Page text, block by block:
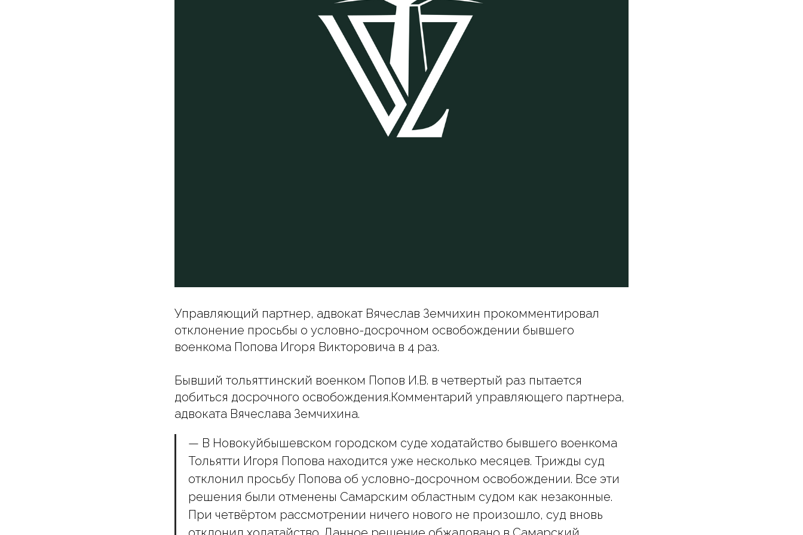
Управляющий партнер, адвокат Вячеслав Земчихин прокомментировал
отклонение просьбы о условно-досрочном освобождении бывшего
военкома Попова Игоря Викторовича в 4 раз.
Бывший тольяттинский военком Попов И.В. в четвертый раз пытается
добиться досрочного освобождения.Комментарий управляющего партнера,
адвоката Вячеслава Земчихина.
— В Новокуйбышевском городском суде ходатайство бывшего военкома
Тольятти Игоря Попова находится уже несколько месяцев. Трижды суд
отклонил просьбу Попова об условно-досрочном освобождении. Все эти
решения были отменены Самарским областным судом как незаконные.
При четвёртом рассмотрении ничего нового не произошло, суд вновь